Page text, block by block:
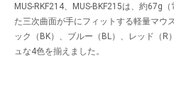
MUS-RKF214、MUS-BKF215は、約67g
た三次曲面が手にフィットする軽量マウ
ック（BK）、ブルー（BL）、レッド（R
ュな4色を揃えました。